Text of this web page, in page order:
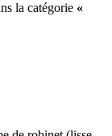
la catégorie «